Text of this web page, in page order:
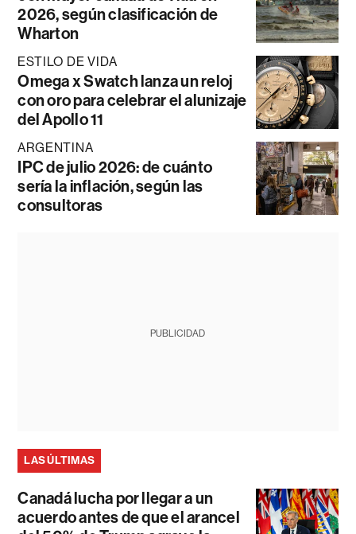
2026, según clasificación de
Wharton
ESTILO DE VIDA
Omega x Swatch lanza un reloj
con oro para celebrar el alunizaje
del Apollo 11
ARGENTINA
IPC de julio 2026: de cuánto
sería la inflación, según las
consultoras
PUBLICIDAD
LAS ÚLTIMAS
Canadá lucha por llegar a un
acuerdo antes de que el arancel